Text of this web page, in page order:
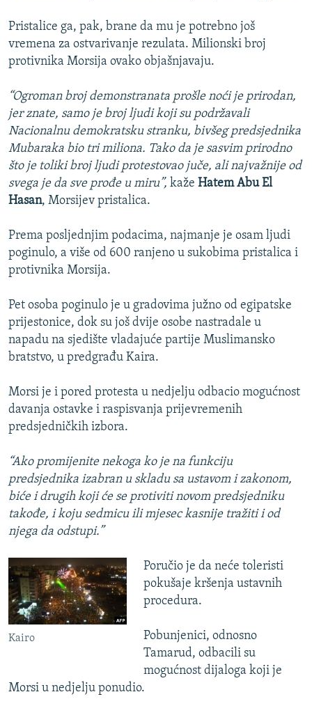
Pristalice ga, pak, brane da mu je potrebno još
vremena za ostvarivanje rezulata. Milionski broj
protivnika Morsija ovako objašnjavaju.
“Ogroman broj demonstranata prošle noći je prirodan,
jer znate, samo je broj ljudi koji su podržavali
Nacionalnu demokratsku stranku, bivšeg predsjednika
Mubaraka bio tri miliona. Tako da je sasvim prirodno
što je toliki broj ljudi protestovao juče, ali najvažnije od
svega je da sve prođe u miru”, kaže Hatem Abu El
Hasan, Morsijev pristalica.
Prema posljednjim podacima, najmanje je osam ljudi
poginulo, a više od 600 ranjeno u sukobima pristalica i
protivnika Morsija.
Pet osoba poginulo je u gradovima južno od egipatske
prijestonice, dok su još dvije osobe nastradale u
napadu na sjedište vladajuće partije Muslimansko
bratstvo, u predgrađu Kaira.
Morsi je i pored protesta u nedjelju odbacio mogućnost
davanja ostavke i raspisvanja prijevremenih
predsjedničkih izbora.
“Ako promijenite nekoga ko je na funkciju
predsjednika izabran u skladu sa ustavom i zakonom,
biće i drugih koji će se protiviti novom predsjedniku
takođe, i koju sedmicu ili mjesec kasnije tražiti i od
njega da odstupi.”
Kairo
Poručio je da neće toleristi
pokušaje kršenja ustavnih
procedura.
Pobunjenici, odnosno
Tamarud, odbacili su
mogućnost dijaloga koji je
Morsi u nedjelju ponudio.